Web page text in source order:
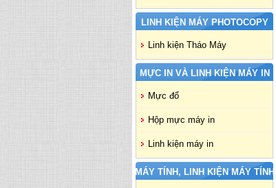
LINH KIỆN MÁY PHOTOCOPY
Linh kiện Tháo Máy
MỰC IN VÀ LINH KIỆN MÁY IN
Mực đổ
Hộp mực máy in
Linh kiện máy in
MÁY TÍNH, LINH KIỆN MÁY TÍNH